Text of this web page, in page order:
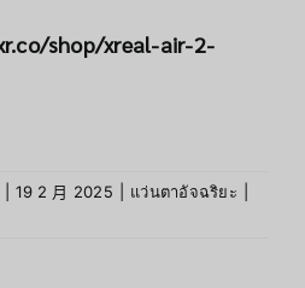
shop/xreal-air-2-
19 2 月 2025 แว่นตาอัจฉริยะ